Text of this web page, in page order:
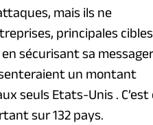
mais ils ne
principales
sécurisant sa
un montant
seuls Etats-Unis . C’est
sur 132 pays.